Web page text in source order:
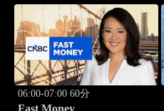
06:00-07:00 60分
Fast Money